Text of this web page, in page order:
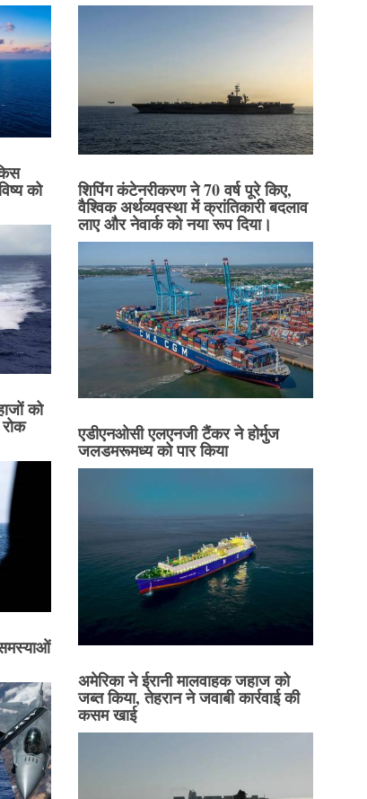
को
को
शिपिंग कंटेनरीकरण ने 70 वर्ष पूरे किए,
वैश्विक अर्थव्यवस्था में क्रांतिकारी बदलाव
लाए और नेवार्क को नया रूप दिया।
एडीएनओसी एलएनजी टैंकर ने होर्मुज
जलडमरूमध्य को पार किया
अमेरिका ने ईरानी मालवाहक जहाज को
जब्त किया, तेहरान ने जवाबी कार्रवाई की
कसम खाई